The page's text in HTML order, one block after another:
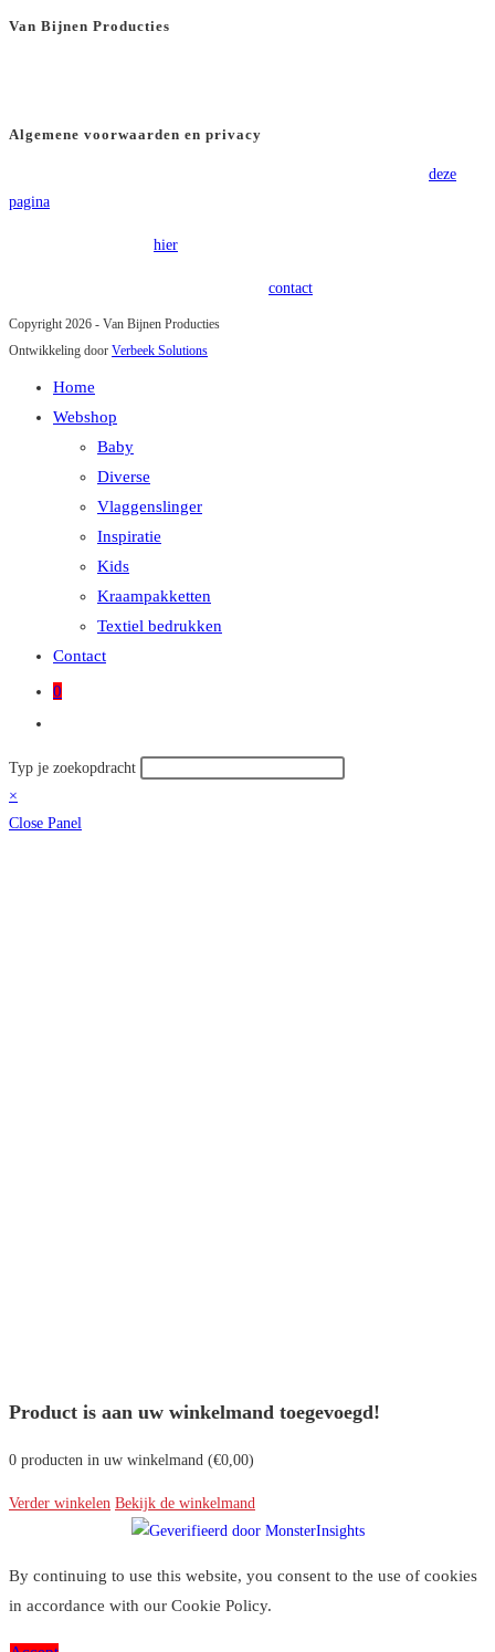
Van Bijnen Producties
Algemene voorwaarden en privacy
deze
pagina
hier
contact
Copyright 2026 - Van Bijnen Producties
Ontwikkeling door Verbeek Solutions
Home
Webshop
Baby
Diverse
Vlaggenslinger
Inspiratie
Kids
Kraampakketten
Textiel bedrukken
Contact
0
zoeken
Zoek
op
deze
Typ je zoekopdracht
×
Close Panel
Product is aan uw winkelmand toegevoegd!
0 producten in uw winkelmand (€0,00)
Verder winkelen Bekijk de winkelmand
By continuing to use this website, you consent to the use of cookies
in accordance with our Cookie Policy.